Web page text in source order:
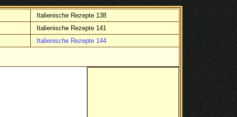
Italienische Rezepte 138
Italienische Rezepte 141
Italienische Rezepte 144